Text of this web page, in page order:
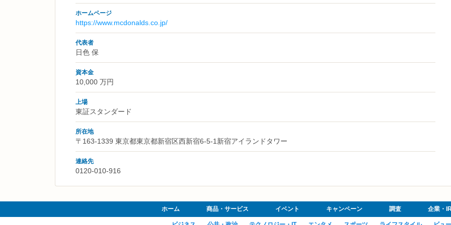
ホームページ
https://www.mcdonalds.co.jp/
代表者
日色 保
資本金
10,000 万円
上場
東証スタンダード
所在地
〒163-1339 東京都東京都新宿区西新宿6-5-1新宿アイランドタワー
連絡先
0120-010-916
ホーム 商品・サービス イベント キャンペーン 調査 企業・